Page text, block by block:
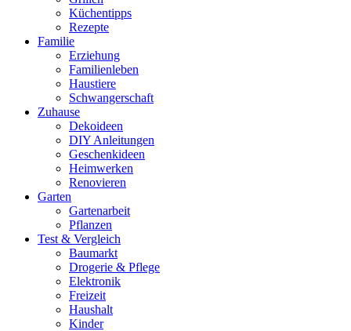
Küchentipps
Rezepte
Familie
Erziehung
Familienleben
Haustiere
Schwangerschaft
Zuhause
Dekoideen
DIY Anleitungen
Geschenkideen
Heimwerken
Renovieren
Garten
Gartenarbeit
Pflanzen
Test & Vergleich
Baumarkt
Drogerie & Pflege
Elektronik
Freizeit
Haushalt
Kinder